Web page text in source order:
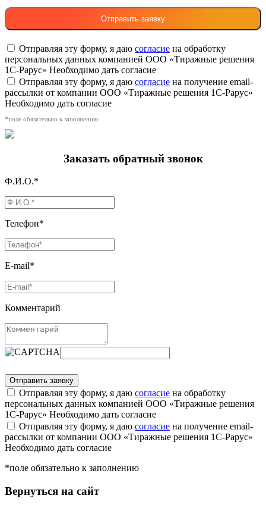
Отправляя эту форму, я даю согласие на обработку
персональных данных компанией ООО «Тиражные решения
1С-Рарус» Необходимо дать согласие
Отправляя эту форму, я даю согласие на получение email-
рассылки от компании ООО «Тиражные решения 1С-Рарус»
Необходимо дать согласие
*поле обязательно к заполнению
Заказать обратный звонок
Ф.И.О.*
Телефон*
E-mail*
Комментарий
Отправляя эту форму, я даю согласие на обработку
персональных данных компанией ООО «Тиражные решения
1С-Рарус» Необходимо дать согласие
Отправляя эту форму, я даю согласие на получение email-
рассылки от компании ООО «Тиражные решения 1С-Рарус»
Необходимо дать согласие
*поле обязательно к заполнению
Вернуться на сайт